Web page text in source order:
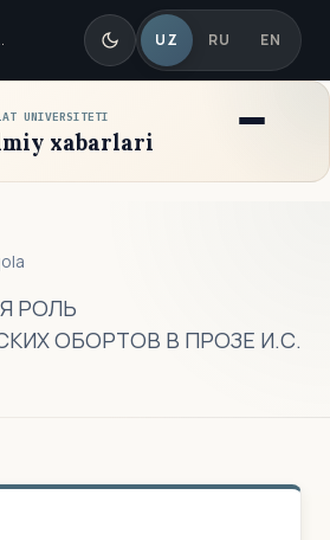
UZ RU EN
UNIVERSITETI
xabarlari
РОЛЬ
ОБОРТОВ В ПРОЗЕ И.С.